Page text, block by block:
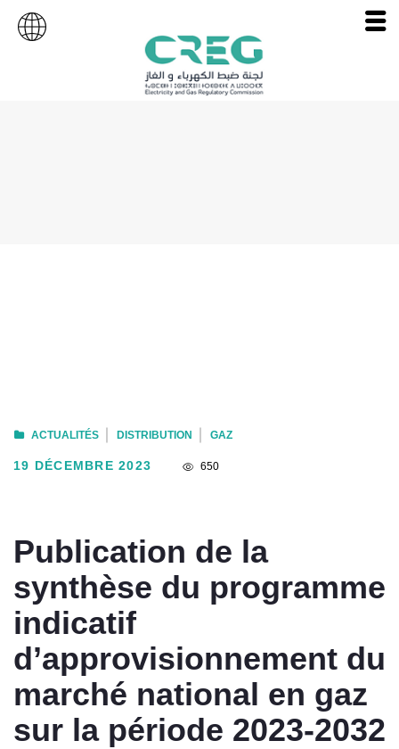
ACTUALITÉS DISTRIBUTION GAZ
19 DÉCEMBRE 2023 650
Publication de la
synthèse du programme
indicatif
d’approvisionnement du
marché national en gaz
sur la période 2023-2032